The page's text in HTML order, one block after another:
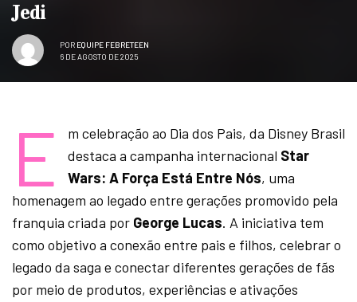
Jedi
POR EQUIPE FEBRETEEN
6 DE AGOSTO DE 2025
E
m celebração ao Dia dos Pais, da Disney Brasil
destaca a campanha internacional Star
Wars: A Força Está Entre Nós, uma
homenagem ao legado entre gerações promovido pela
franquia criada por George Lucas. A iniciativa tem
como objetivo a conexão entre pais e filhos, celebrar o
legado da saga e conectar diferentes gerações de fãs
por meio de produtos, experiências e ativações